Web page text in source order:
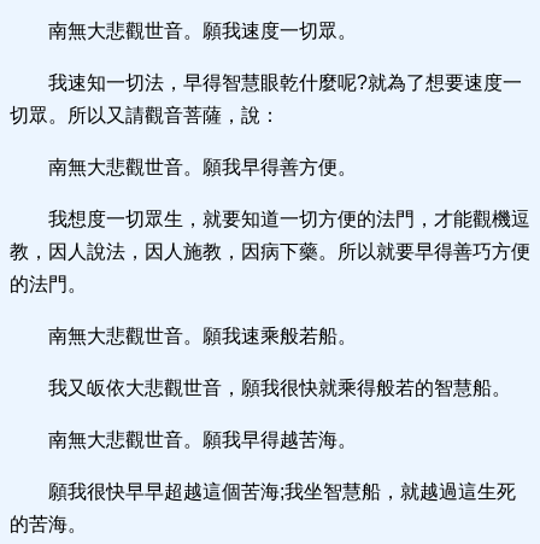
南無大悲觀世音。願我速度一切眾。
我速知一切法，早得智慧眼乾什麼呢?就為了想要速度一
切眾。所以又請觀音菩薩，說：
南無大悲觀世音。願我早得善方便。
我想度一切眾生，就要知道一切方便的法門，才能觀機逗
教，因人說法，因人施教，因病下藥。所以就要早得善巧方便
的法門。
南無大悲觀世音。願我速乘般若船。
我又皈依大悲觀世音，願我很快就乘得般若的智慧船。
南無大悲觀世音。願我早得越苦海。
願我很快早早超越這個苦海;我坐智慧船，就越過這生死
的苦海。